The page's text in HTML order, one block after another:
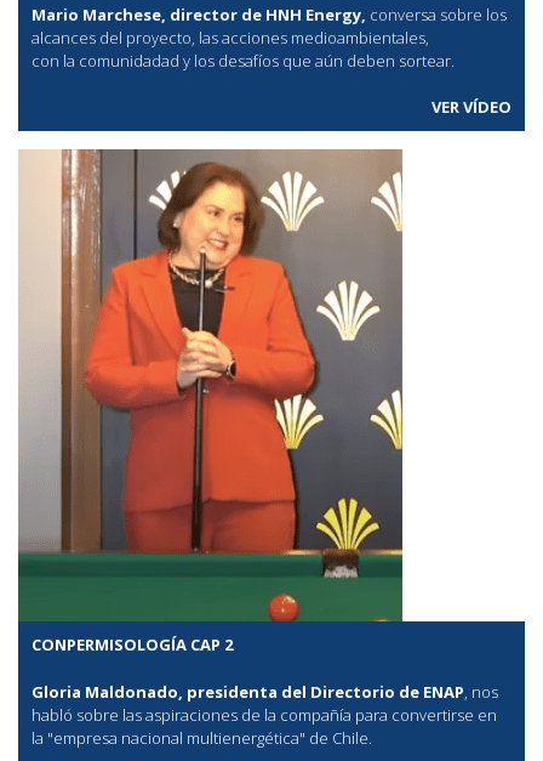
Mario Marchese, director de HNH Energy, conversa sobre los
alcances del proyecto, las acciones medioambientales,
con la comunidadad y los desafíos que aún deben sortear.
VER VÍDEO
CONPERMISOLOGÍA CAP 2
Gloria Maldonado, presidenta del Directorio de ENAP, nos
habló sobre las aspiraciones de la compañía para convertirse en
la "empresa nacional multienergética" de Chile.